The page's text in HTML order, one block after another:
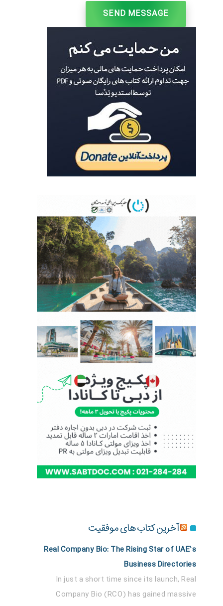
آخرین کتاب های موفقیت
Real Company Bio: The Rising Star of UAE’s
Business Directories
In just a short time since its launch, Real
Company Bio (RCO) has gained massive